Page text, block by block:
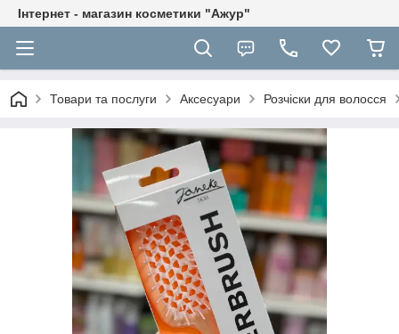
Інтернет - магазин косметики "Ажур"
Товари та послуги Аксесуари Розчіски для волосся